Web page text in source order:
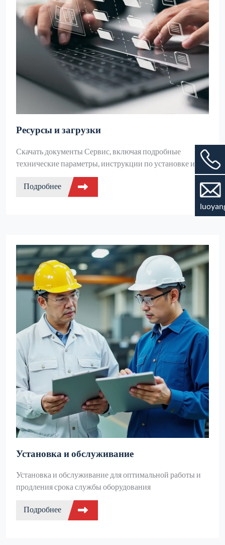
Ресурсы и загрузки
Скачать документы Сервис, включая подробные
технические параметры, инструкции по установке и
эксплуатации, а также руководства по техническому
обслуживанию для таких изделий, как среднечастотные
плавильные печи и отопительное оборудование.
Подробнее
Установка и обслуживание
Установка и обслуживание для оптимальной работы и
продления срока службы оборудования
Подробнее